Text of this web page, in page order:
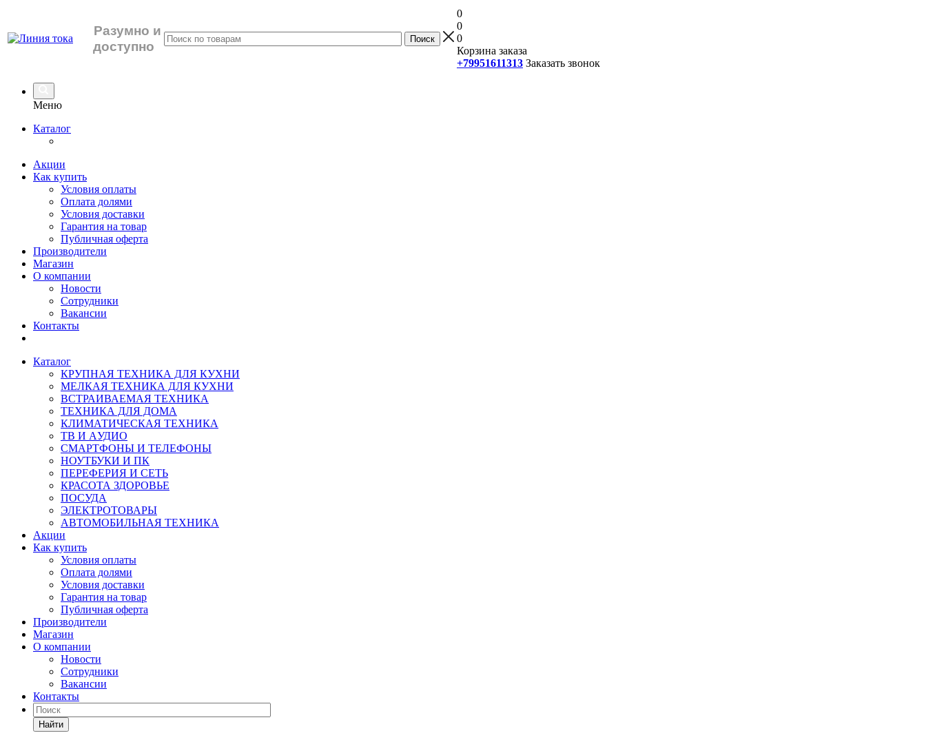
Разумно и
доступно
0
0
0
Корзина заказа
+79951611313 Заказать звонок
Меню
Каталог
Акции
Как купить
Условия оплаты
Оплата долями
Условия доставки
Гарантия на товар
Публичная оферта
Производители
Магазин
О компании
Новости
Сотрудники
Вакансии
Контакты
Каталог
КРУПНАЯ ТЕХНИКА ДЛЯ КУХНИ
МЕЛКАЯ ТЕХНИКА ДЛЯ КУХНИ
ВСТРАИВАЕМАЯ ТЕХНИКА
ТЕХНИКА ДЛЯ ДОМА
КЛИМАТИЧЕСКАЯ ТЕХНИКА
ТВ И AУДИО
СМАРТФОНЫ И ТЕЛЕФОНЫ
НОУТБУКИ И ПК
ПЕРЕФЕРИЯ И СЕТЬ
КРАСОТА ЗДОРОВЬЕ
ПОСУДА
ЭЛЕКТРОТОВАРЫ
АВТОМОБИЛЬНАЯ ТЕХНИКА
Акции
Как купить
Условия оплаты
Оплата долями
Условия доставки
Гарантия на товар
Публичная оферта
Производители
Магазин
О компании
Новости
Сотрудники
Вакансии
Контакты
Найти